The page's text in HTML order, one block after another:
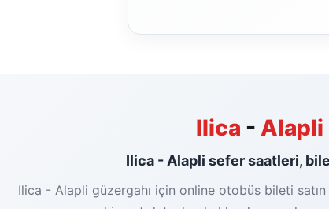
Ilica - Alapli
Ilica - Alapli sefer saatleri,
Ilica - Alapli güzergahı için online otobüs bileti